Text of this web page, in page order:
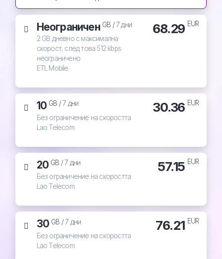
Неограничен GB /7 дни
2 GB дневно с максимална
скорост, след това 512 kbps
неограничено
ETL Mobile
68.29 EUR
10 GB /7 дни
Без ограничение на скоростта
Lao Telecom
30.36 EUR
20 GB /7 дни
Без ограничение на скоростта
Lao Telecom
57.15 EUR
30 GB /7 дни
Без ограничение на скоростта
Lao Telecom
76.21 EUR